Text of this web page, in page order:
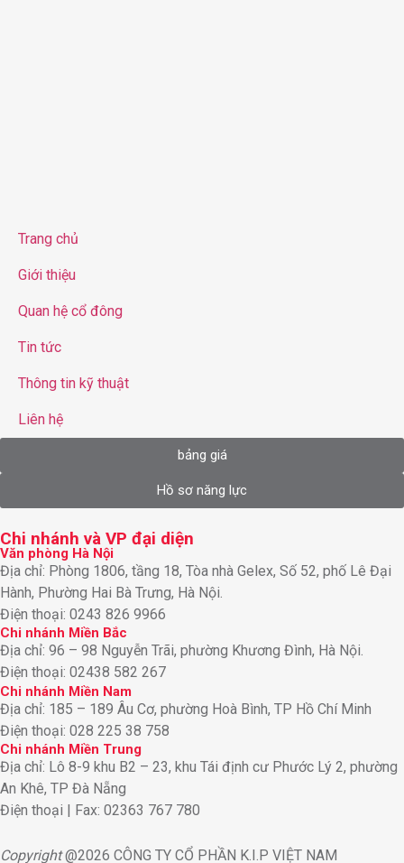
Trang chủ
Giới thiệu
Quan hệ cổ đông
Tin tức
Thông tin kỹ thuật
Liên hệ
bảng giá
Hồ sơ năng lực
Chi nhánh và VP đại diện
Văn phòng Hà Nội
Địa chỉ: Phòng 1806, tầng 18, Tòa nhà Gelex, Số 52, phố Lê Đại
Hành, Phường Hai Bà Trưng, Hà Nội.
Điện thoại: 0243 826 9966
Chi nhánh Miền Bắc
Địa chỉ: 96 – 98 Nguyễn Trãi, phường Khương Đình, Hà Nội.
Điện thoại: 02438 582 267
Chi nhánh Miền Nam
Địa chỉ: 185 – 189 Âu Cơ, phường Hoà Bình, TP Hồ Chí Minh
Điện thoại: 028 225 38 758
Chi nhánh Miền Trung
Địa chỉ: Lô 8-9 khu B2 – 23, khu Tái định cư Phước Lý 2, phường
An Khê, TP Đà Nẵng
Điện thoại | Fax: 02363 767 780
Copyright@2026 CÔNG TY CỔ PHẦN K.I.P VIỆT NAM